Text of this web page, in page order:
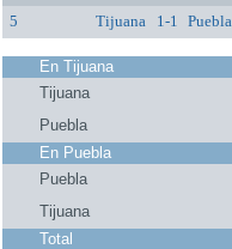
5
Tijuana 1-1 Puebla
En Tijuana
Tijuana
Puebla
En Puebla
Puebla
Tijuana
Total